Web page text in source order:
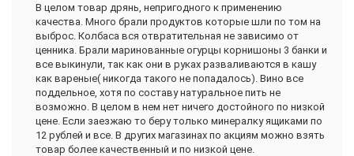
Выясняется, что люди чаще всего недовольны
контингентом покупателей (не подумав, что пока бродят
между товаром, сами же этот контингент и составляют) и
хамством продавцов. Честно? Во многих городах
встречала злых и хамовитых продавцов, странного вида
покупателей, но это никак не относилось к какой-либо сети
магазинов. Думаю, из-за бешеного ритма больших городов.
У нас же, в столице степной республики, жизнь течет
медленно и размеренно, люди вежливые не потому, что по
инструкции положено, а просто менталитет у нас такой. И
В целом товар дрянь, непригодного к применению
качества. Много брали продуктов которые шли по том на
выброс. Колбаса вся отвратительная не зависимо от
ценника. Брали маринованные огурцы корнишоны 3 банки и
все выкинули, так как они в руках разваливаются в кашу
как вареные( никогда такого не попадалось). Вино все
поддельное, хотя по составу натуральное пить не
возможно. В целом в нем нет ничего достойного по низкой
цене. Если заезжаю то беру только минералку ящиками по
12 рублей и все. В других магазинах по акциям можно взять
товар более качественный и по низкой цене.